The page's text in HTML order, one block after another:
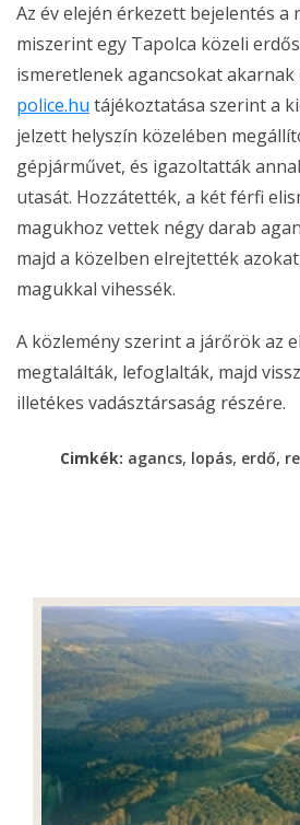
Az év elején érkezett bejelentés a
miszerint egy Tapolca közeli
ismeretlenek agancsokat
police.hu tájékoztatása szerint a
jelzett helyszín közelében
gépjárművet, és igazoltatták
utasát. Hozzátették, a két férfi
magukhoz vettek négy darab
majd a közelben elrejtették
magukkal vihessék.
A közlemény szerint a járőrök az
megtalálták, lefoglalták, majd
illetékes vadásztársaság részére.
Cimkék: agancs, lopás, erdő,